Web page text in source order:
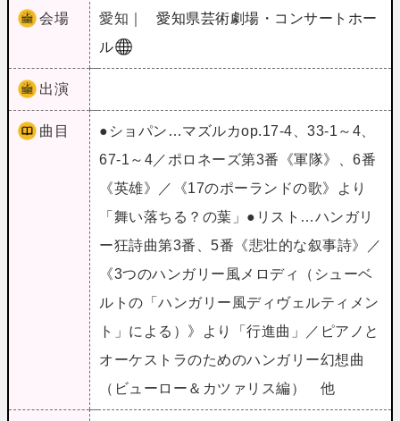
会場 愛知｜
愛知県芸術劇場・コンサートホー
ル
出演
曲目
●ショパン…マズルカop.17-4、33-1～4、
67-1～4／ポロネーズ第3番《軍隊》、6番
《英雄》／《17のポーランドの歌》より
「舞い落ちる？の葉」●リスト…ハンガリ
ー狂詩曲第3番、5番《悲壮的な叙事詩》／
《3つのハンガリー風メロディ（シューベ
ルトの「ハンガリー風ディヴェルティメン
ト」による）》より「行進曲」／ピアノと
オーケストラのためのハンガリー幻想曲
（ビューロー＆カツァリス編） 他